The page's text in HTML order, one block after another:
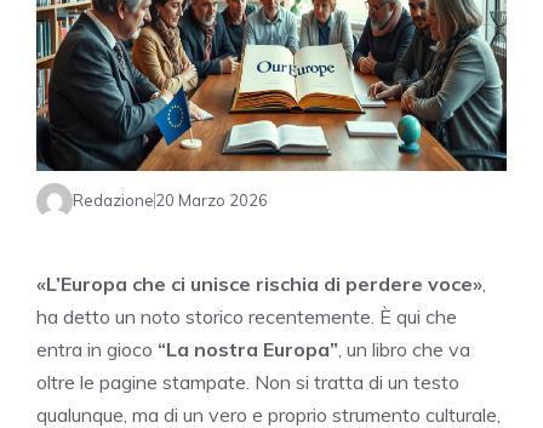
Redazione20 Marzo 2026
«L’Europa che ci unisce rischia di perdere voce»
ha detto un noto storico recentemente. È qui che
entra in gioco “La nostra Europa” , un libro che va
oltre le pagine stampate. Non si tratta di un testo
qualunque, ma di un vero e proprio strumento culturale,